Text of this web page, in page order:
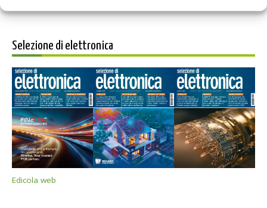
Selezione di elettronica
Edicola web